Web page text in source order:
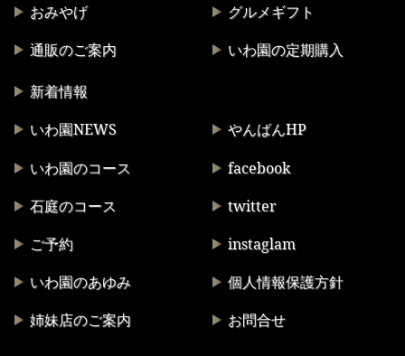
おみやげ
通販のご案内
グルメギフト
いわ園の定期購入
新着情報
いわ園NEWS
いわ園のコース
石庭のコース
ご予約
いわ園のあゆみ
姉妹店のご案内
やんばんHP
facebook
twitter
instaglam
個人情報保護方針
お問合せ